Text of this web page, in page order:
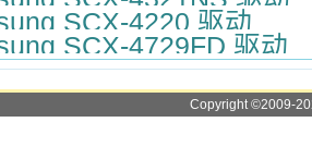
SCX-4220 驱动
SCX-4729FD 驱动
Copyright ©2009-